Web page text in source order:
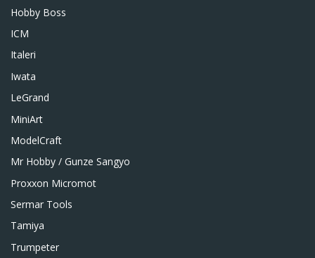
Hobby Boss
ICM
Italeri
Iwata
LeGrand
MiniArt
ModelCraft
Mr Hobby / Gunze Sangyo
Proxxon Micromot
Sermar Tools
Tamiya
Trumpeter